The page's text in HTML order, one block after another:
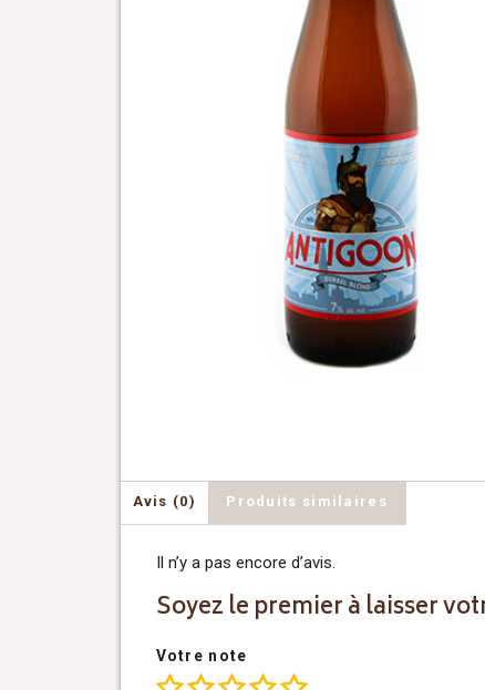
Avis (0) Produits similaires
Il n’y a pas encore d’avis.
Soyez le premier à laisser
Votre note